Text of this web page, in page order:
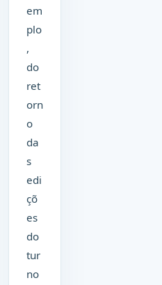
em
plo
,
do
ret
orn
o
da
s
edi
çõ
es
do
tur
no